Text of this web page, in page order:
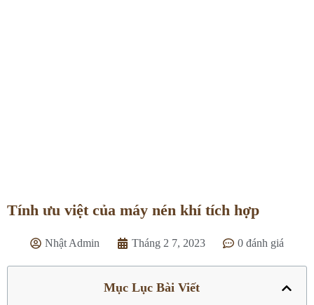
Tính ưu việt của máy nén khí tích hợp
Nhật Admin Tháng 2 7, 2023 0 đánh giá
Mục Lục Bài Viết